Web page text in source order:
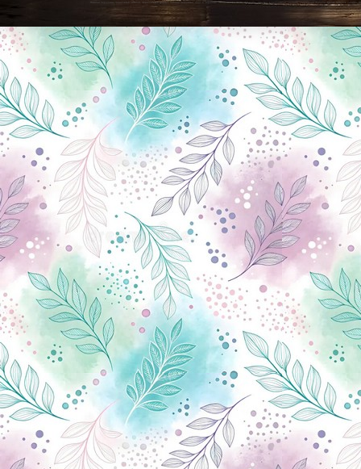
Новини Чернігова, Чернігівські новини, Чернігівський формат, новини Чернігова, події в Чернігові: політика, економіка, аналітика, культура, відеоновини, екологія, спортивний Чернігів, туризм, Чернігів